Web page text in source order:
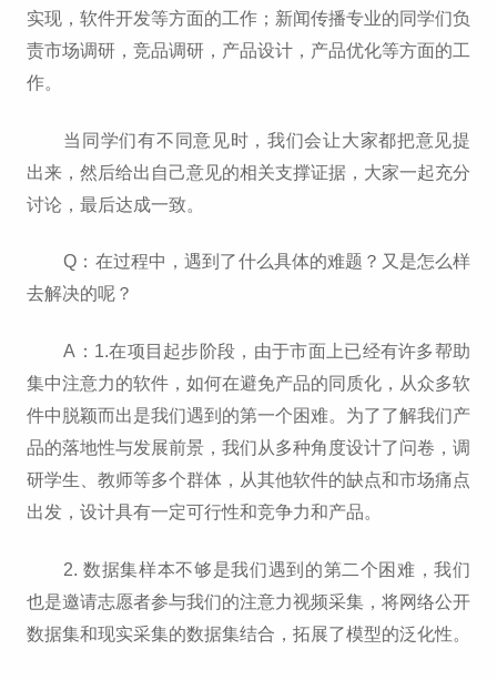
实现，软件开发等方面的工作；新闻传播专业的同学们负
责市场调研，竞品调研，产品设计，产品优化等方面的工
作。
当同学们有不同意见时，我们会让大家都把意见提
出来，然后给出自己意见的相关支撑证据，大家一起充分
讨论，最后达成一致。
Q：在过程中，遇到了什么具体的难题？又是怎么样
去解决的呢？
A：1.在项目起步阶段，由于市面上已经有许多帮助
集中注意力的软件，如何在避免产品的同质化，从众多软
件中脱颖而出是我们遇到的第一个困难。为了了解我们产
品的落地性与发展前景，我们从多种角度设计了问卷，调
研学生、教师等多个群体，从其他软件的缺点和市场痛点
出发，设计具有一定可行性和竞争力和产品。
2. 数据集样本不够是我们遇到的第二个困难，我们
也是邀请志愿者参与我们的注意力视频采集，将网络公开
数据集和现实采集的数据集结合，拓展了模型的泛化性。